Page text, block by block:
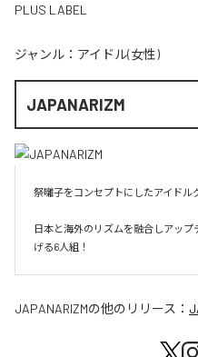
PLUS LABEL
ジャンル： アイドル(女性)
JAPANARIZM
祭囃子をコンセプトにしたアイドル
日本と海外のリズムを融合しアッ
げる6人組！
JAPANARIZMの他のリリース：